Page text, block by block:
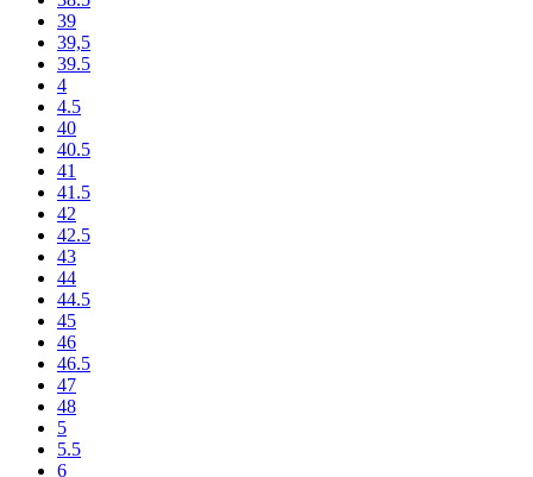
39
39,5
39.5
4
4.5
40
40.5
41
41.5
42
42.5
43
44
44.5
45
46
46.5
47
48
5
5.5
6